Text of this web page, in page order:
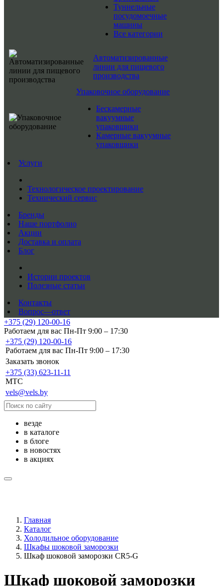
Туннельные
посудомоечные
машины
Все категории
Автоматизированные
линии для пищевого
производства
Упаковочное оборудование
Бескамерные
вакуумные
упаковщики
Камерные вакуумные
упаковщики
Услуги
Технологическое проектирование
Технический сервис
Бренды
Наше портфолио
Акции
Доставка и оплата
Блог
Истории проектов
Полезные статьи
Контакты
Вопрос—ответ
+375 (29) 120-00-16
Работаем для вас Пн-Пт 9:00 – 17:30
+375 (29) 120-00-16
Работаем для вас Пн-Пт 9:00 – 17:30
Заказать звонок
+375 (33) 623-11-11
MTC
vels@vels.by
везде
в каталоге
в блоге
в новостях
в акциях
Главная
Каталог
Холодильное оборудование
Шкафы шоковой заморозки
Шкаф шоковой заморозки CR5-G
Шкаф шоковой заморозки